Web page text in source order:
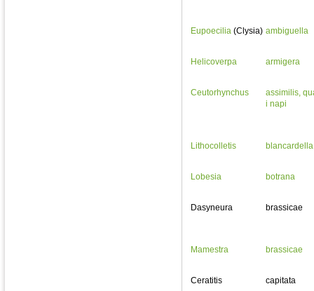
Eupoecilia (Clysia) ambiguella
Helicoverpa armigera
Ceutorhynchus
assimilis,
i napi
Lithocolletis blancardella
Lobesia botrana
Dasyneura brassicae
Mamestra brassicae
Ceratitis capitata